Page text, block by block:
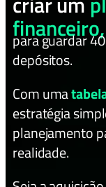
financeiro,
para guardar
depósitos.
Com uma
estratégia
planejamento
realidade.